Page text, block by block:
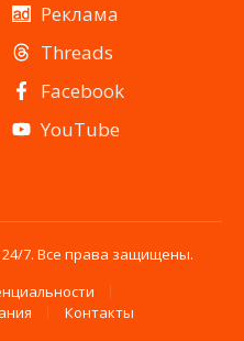
Реклама
Threads
Facebook
YouTube
7. Все права защищены.
Контакты